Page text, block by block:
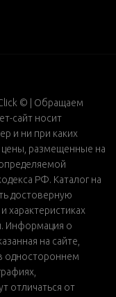
© | Обращаем
сайт носит
и ни при каких
размещенные на
РФ. Каталог на
достоверную
характеристиках
Информация о
на сайте,
одностороннем
отличаться от